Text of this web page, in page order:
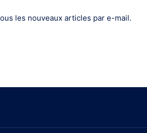
les nouveaux articles par e-mail.